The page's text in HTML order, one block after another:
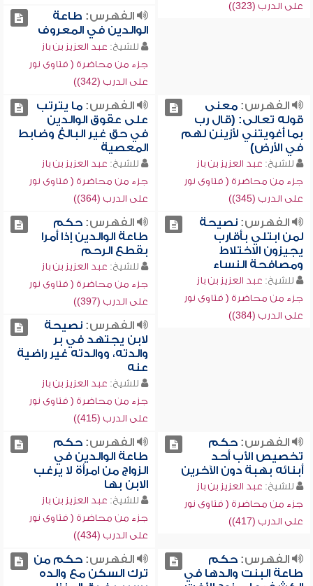
على الدرب (323))
الفهرس: طاعة
الوالدين في المعروف
للشيخ: عبد العزيز بن باز
جزء من محاضرة ( فتاوى نور
على الدرب (342))
الفهرس:معنى
قوله تعالى: (قال رب
بما أغويتني لأزينن لهم
في الأرض)
للشيخ: عبد العزيز بن باز
جزء من محاضرة ( فتاوى نور
على الدرب (345))
الفهرس:ما يترتب
على عقوق الوالدين
في حق غير البالغ وضابط
المعصية
للشيخ: عبد العزيز بن باز
جزء من محاضرة ( فتاوى نور
على الدرب (364))
الفهرس:نصيحة
لمن ابتلي بأقارب
يجيزون الاختلاط
ومصافحة النساء
للشيخ: عبد العزيز بن باز
جزء من محاضرة ( فتاوى نور
على الدرب (384))
الفهرس:حكم
طاعة الوالدين إذا أمرا
بقطع الرحم
للشيخ: عبد العزيز بن باز
جزء من محاضرة ( فتاوى نور
على الدرب (397))
الفهرس:نصيحة
لابن يجتهد في بر
والدته، ووالدته غير راضية
عنه
للشيخ: عبد العزيز بن باز
جزء من محاضرة ( فتاوى نور
على الدرب (415))
الفهرس:حكم
تخصيص الأب أحد
أبنائه بهبة دون الآخرين
للشيخ: عبد العزيز بن باز
جزء من محاضرة ( فتاوى نور
على الدرب (417))
الفهرس:حكم
طاعة الوالدين في
الزواج من امرأة لا يرغب
الابن بها
للشيخ: عبد العزيز بن باز
جزء من محاضرة ( فتاوى نور
على الدرب (434))
الفهرس:حكم
طاعة البنت والدها في
الفهرس:حكم من
ترك السكن مع والده